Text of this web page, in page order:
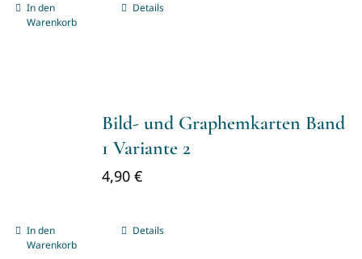
In den
Warenkorb
Details
Bild- und Graphemkarten Band
1 Variante 2
4,90 €
In den
Warenkorb
Details